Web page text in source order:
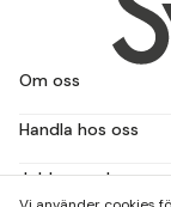
Om oss
Handla hos oss
Jobba med oss